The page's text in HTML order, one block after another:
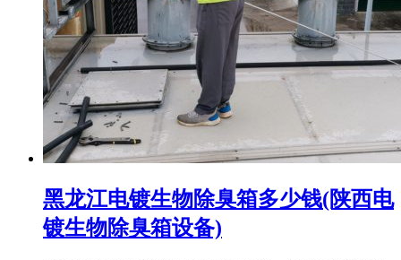
黑龙江电镀生物除臭箱多少钱(陕西电
镀生物除臭箱设备)